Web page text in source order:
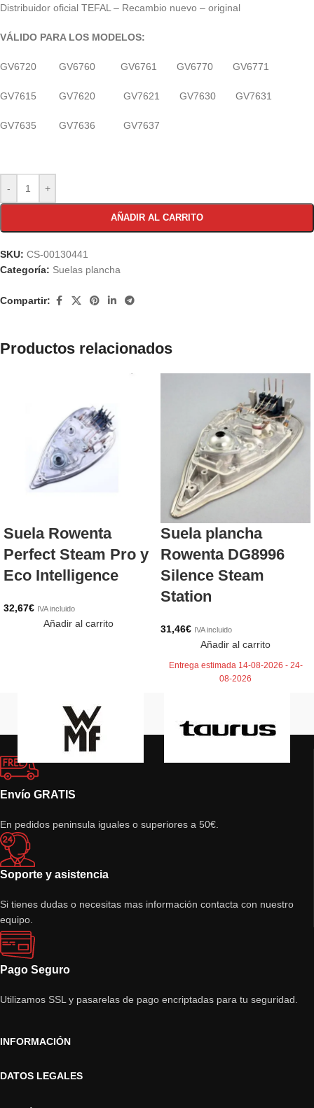
Distribuidor oficial TEFAL – Recambio nuevo – original
VÁLIDO PARA LOS MODELOS:
GV6720 GV6760 GV6761 GV6770 GV6771
GV7615 GV7620 GV7621 GV7630 GV7631
GV7635 GV7636 GV7637
- +
AÑADIR AL CARRITO
SKU: CS-00130441
Categoría: Suelas plancha
Compartir:
Productos relacionados
Suela Rowenta
Perfect Steam Pro y
Eco Intelligence
32,67€ IVA incluido
Añadir al carrito
Suela plancha
Rowenta DG8996
Silence Steam
Station
31,46€ IVA incluido
Añadir al carrito
Entrega estimada 14-08-2026 - 24-
08-2026
Envío GRATIS
En pedidos peninsula iguales o superiores a 50€.
Soporte y asistencia
Si tienes dudas o necesitas mas información contacta con nuestro
equipo.
Pago Seguro
Utilizamos SSL y pasarelas de pago encriptadas para tu seguridad.
INFORMACIÓN
DATOS LEGALES